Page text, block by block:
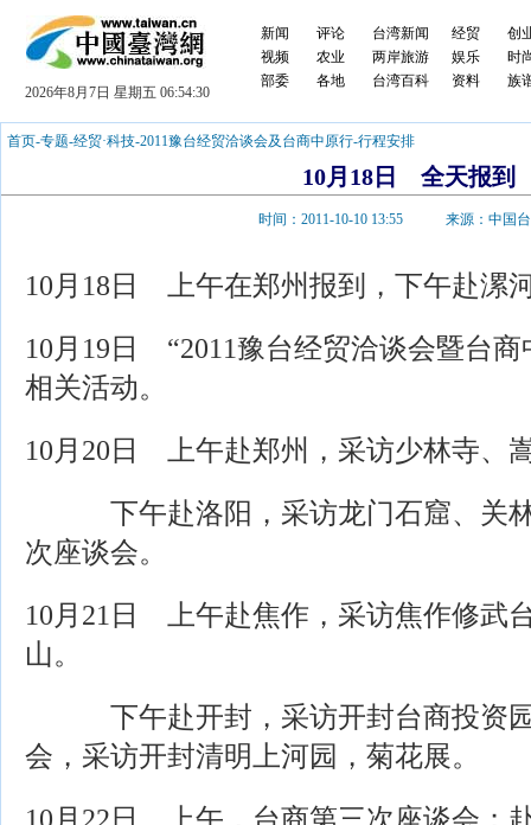
2026年8月7日 星期五 06:54:30
新闻
视频
部委
评论
农业
各地
台湾新闻
两岸旅游
台湾百科
经贸
娱乐
资料
创
时
族
首页-专题-经贸·科技-2011豫台经贸洽谈会及台商中原行-行程安排
10月18日 全天报到
时间：2011-10-10 13:55 来源：中国
10月18日 上午在郑州报到，下午赴漯
10月19日 “2011豫台经贸洽谈会暨台商
相关活动。
10月20日 上午赴郑州，采访少林寺、
下午赴洛阳，采访龙门石窟、关林
次座谈会。
10月21日 上午赴焦作，采访焦作修武
山。
下午赴开封，采访开封台商投资园
会，采访开封清明上河园，菊花展。